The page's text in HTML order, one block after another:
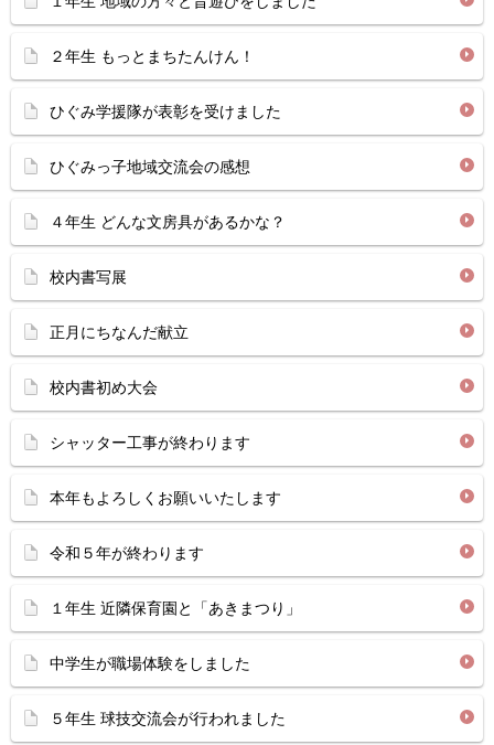
２年生 もっとまちたんけん！
ひぐみ学援隊が表彰を受けました
ひぐみっ子地域交流会の感想
４年生 どんな文房具があるかな？
校内書写展
正月にちなんだ献立
校内書初め大会
シャッター工事が終わります
本年もよろしくお願いいたします
令和５年が終わります
１年生 近隣保育園と「あきまつり」
中学生が職場体験をしました
５年生 球技交流会が行われました